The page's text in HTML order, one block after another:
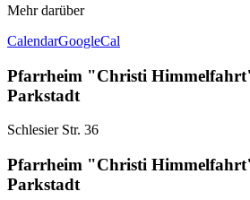
Mehr darüber
CalendarGoogleCal
Pfarrheim "Christi
Parkstadt
Schlesier Str. 36
Pfarrheim "Christi
Parkstadt